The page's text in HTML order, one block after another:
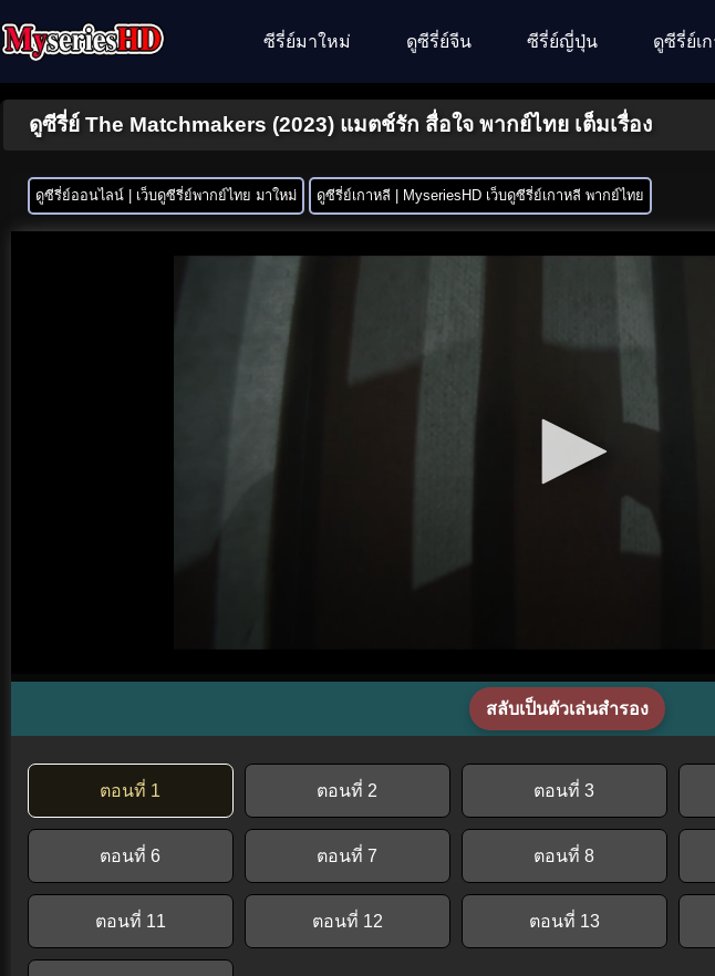
ซีรี่ย์มาใหม่ ดูซีรี่ย์จีน ซีรี่ย์ญี่ปุ่น ดูซีรี่ย์เ
ดูซีรี่ย์ The Matchmakers (2023) แมตช์รัก สื่อใจ พากย์ไทย เต็มเรื่อง
ดูซีรี่ย์ออนไลน์ | เว็บดูซีรี่ย์พากย์ไทย มาใหม่ ดูซีรี่ย์เกาหลี | MyseriesHD เว็บดูซีรี่ย์เกาหลี พากย์ไทย
สลับเป็นตัวเล่นสำรอง
ตอนที่ 1 ตอนที่ 2 ตอนที่ 3
ตอนที่ 6 ตอนที่ 7 ตอนที่ 8
ตอนที่ 11 ตอนที่ 12 ตอนที่ 13